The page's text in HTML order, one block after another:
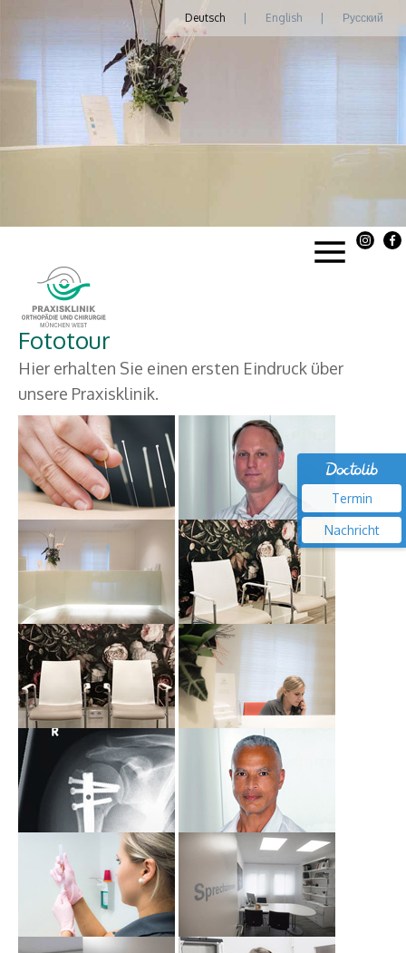
Deutsch English Русский
Fototour
Hier erhalten Sie einen ersten Eindruck über
unsere Praxisklinik.
Termin
Nachricht